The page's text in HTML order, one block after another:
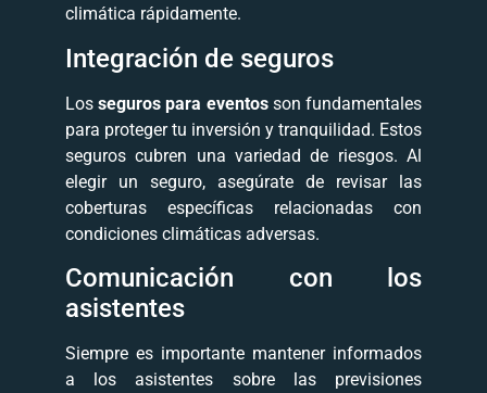
climática rápidamente.
Integración de seguros
Losseguros para eventosson fundamentales
para proteger tu inversión y tranquilidad. Estos
seguros cubren una variedad de riesgos. Al
elegir un seguro, asegúrate de revisar las
coberturas específicas relacionadas con
condiciones climáticas adversas.
Comunicación con los
asistentes
Siempre es importante mantener informados
a los asistentes sobre las previsiones